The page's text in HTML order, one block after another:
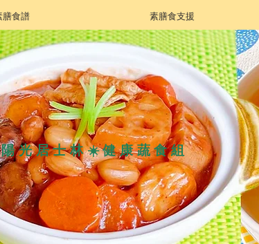
膳食譜 素膳食支援
陽光居士林☀️健康蔬食組